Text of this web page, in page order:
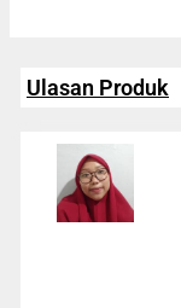
Ulasan Produk